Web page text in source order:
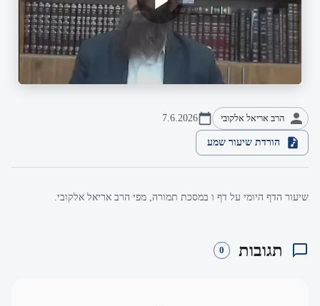
הרב אריאל אלקובי 7.6.2026
הורדת שיעור שמע
שיעור הדף היומי על דף ו במסכת תמורה, מפי הרב אריאל אלקובי.
תגובות 0